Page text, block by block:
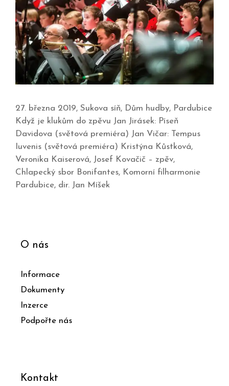
27. března 2019, Sukova síň, Dům hudby, Pardubice
Když je klukům do zpěvu Jan Jirásek: Píseň
Davidova (světová premiéra) Jan Vičar: Tempus
Iuvenis (světová premiéra) Kristýna Kůstková,
Veronika Kaiserová, Josef Kovačič – zpěv,
Chlapecký sbor Bonifantes, Komorní filharmonie
Pardubice, dir. Jan Míšek
O nás
Informace
Dokumenty
Inzerce
Podpořte nás
Kontakt